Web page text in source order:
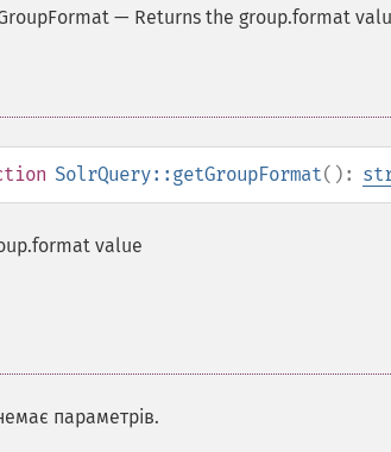
— Returns the group.format
SolrQuery::getGroupFormat():
value
параметрів.